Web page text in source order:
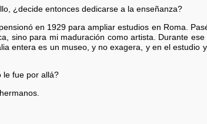
¿decide entonces dedicarse a la enseñanza?
en 1929 para ampliar estudios en Roma.
sino para mi maduración como artista. Durante
entera es un museo, y no exagera, y en el estudio
fue por allá?